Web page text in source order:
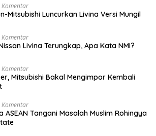
Komentar
Mitsubishi Luncurkan Livina Versi Mungil
Komentar
Livina Terungkap, Apa Kata NMI?
Komentar
Mitsubishi Bakal Mengimpor Kembali
Komentar
ASEAN Tangani Masalah Muslim Rohingya